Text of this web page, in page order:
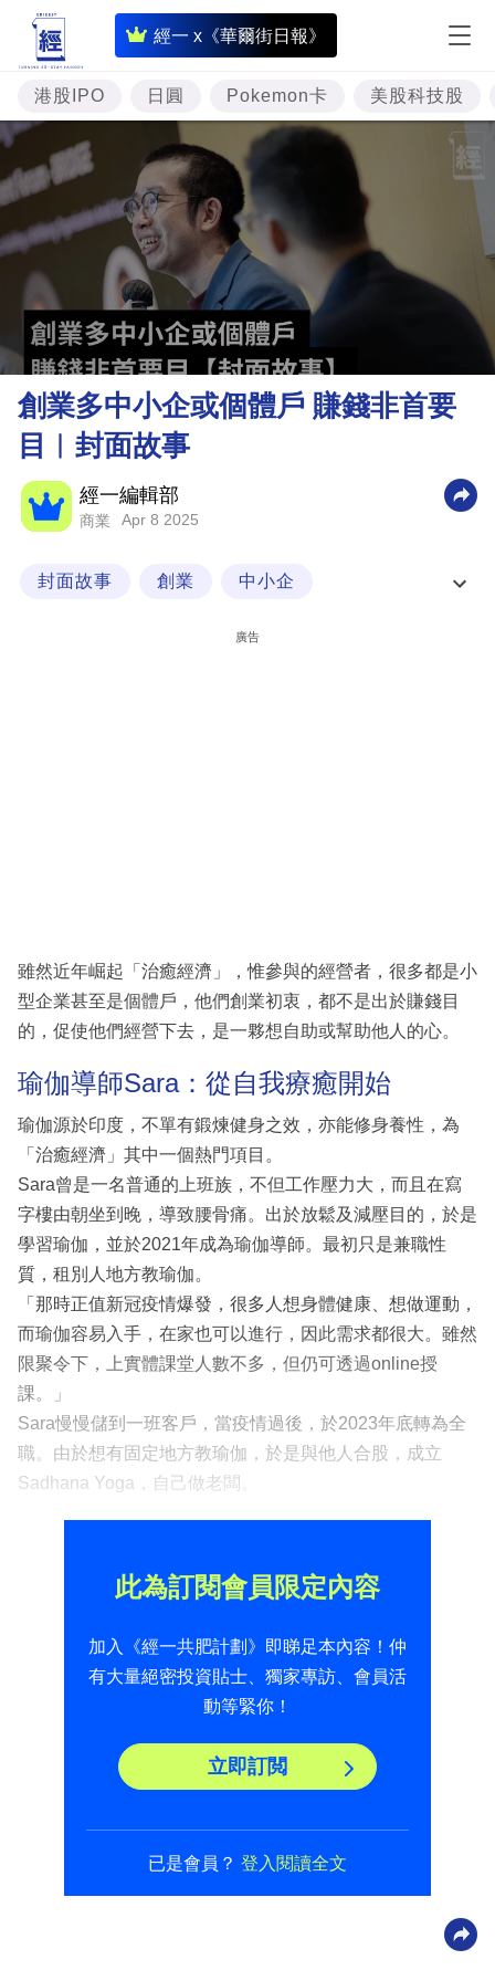
經一 x《華爾街日報》
即
時
財
經
專
題
投
資
樓
市
理
財
商
業
科
區
港股IPO 日圓 Pokemon卡 美股科技股
創業多中小企或個體戶 賺錢非首要
目︳封面故事
經一編輯部
商業 Apr 8 2025
封面故事 創業 中小企
廣告
雖然近年崛起「治癒經濟」，惟參與的經營者，很多都是小
型企業甚至是個體戶，他們創業初衷，都不是出於賺錢目
的，促使他們經營下去，是一夥想自助或幫助他人的心。
瑜伽導師Sara：從自我療癒開始
瑜伽源於印度，不單有鍛煉健身之效，亦能修身養性，為
「治癒經濟」其中一個熱門項目。
Sara曾是一名普通的上班族，不但工作壓力大，而且在寫
字樓由朝坐到晚，導致腰骨痛。出於放鬆及減壓目的，於是
學習瑜伽，並於2021年成為瑜伽導師。最初只是兼職性
質，租別人地方教瑜伽。
「那時正值新冠疫情爆發，很多人想身體健康、想做運動，
而瑜伽容易入手，在家也可以進行，因此需求都很大。雖然
限聚令下，上實體課堂人數不多，但仍可透過online授
課。」
Sara慢慢儲到一班客戶，當疫情過後，於2023年底轉為全
職。由於想有固定地方教瑜伽，於是與他人合股，成立
Sadhana Yoga，自己做老闆。
此為訂閱會員限定內容
加入《經一共肥計劃》即睇足本內容！仲
有大量絕密投資貼士、獨家專訪、會員活
動等緊你！
立即訂閲
已是會員？ 登入閱讀全文